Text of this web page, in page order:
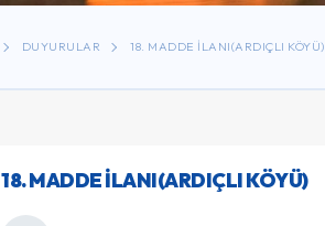
DUYURULAR 18. MADDE ILANI(ARDIÇLI KÖYÜ)
18. MADDE ILANI(ARDIÇLI KÖYÜ)